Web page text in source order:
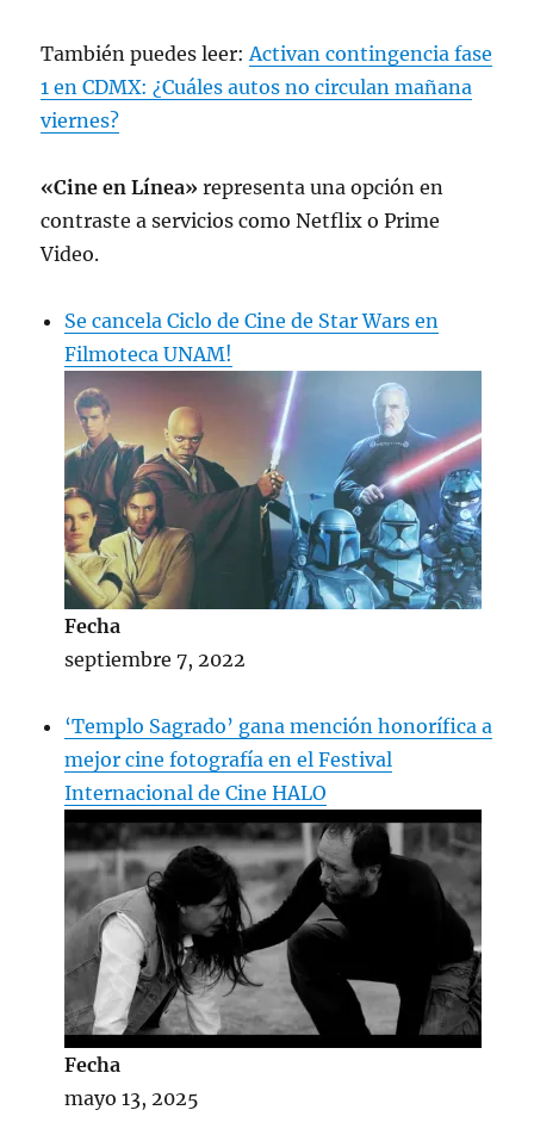
También puedes leer: Activan contingencia fase
1 en CDMX: ¿Cuáles autos no circulan mañana
viernes?
«Cine en Línea» representa una opción en
contraste a servicios como Netflix o Prime
Video.
Se cancela Ciclo de Cine de Star Wars en
Filmoteca UNAM!
Fecha
septiembre 7, 2022
‘Templo Sagrado’ gana mención honorífica a
mejor cine fotografía en el Festival
Internacional de Cine HALO
Fecha
mayo 13, 2025